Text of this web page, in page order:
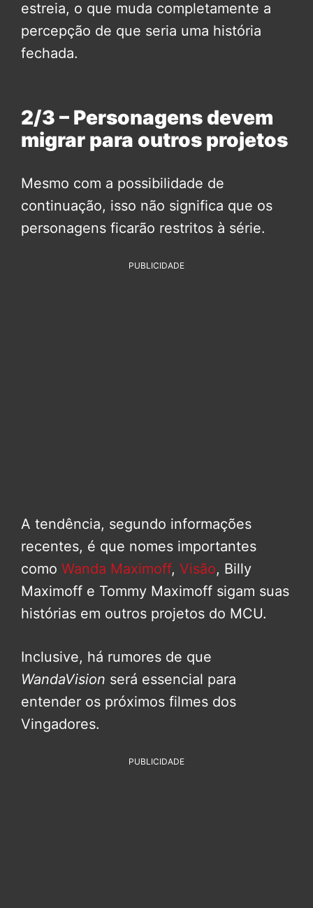
estreia, o que muda completamente a
percepção de que seria uma história
fechada.
2/3 – Personagens devem
migrar para outros projetos
Mesmo com a possibilidade de
continuação, isso não significa que os
personagens ficarão restritos à série.
PUBLICIDADE
A tendência, segundo informações
recentes, é que nomes importantes
como Wanda Maximoff, Visão, Billy
Maximoff e Tommy Maximoff sigam suas
histórias em outros projetos do MCU.
Inclusive, há rumores de que
WandaVision será essencial para
entender os próximos filmes dos
Vingadores.
PUBLICIDADE